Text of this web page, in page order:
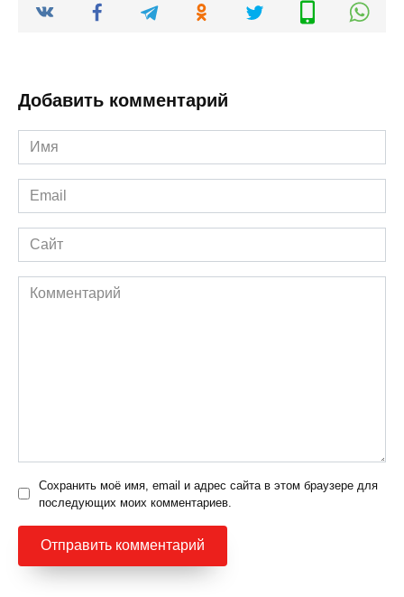
Добавить комментарий
Имя
*
Email
*
Сайт
Комментарий
Сохранить моё имя, email и адрес сайта в этом браузере для
последующих моих комментариев.